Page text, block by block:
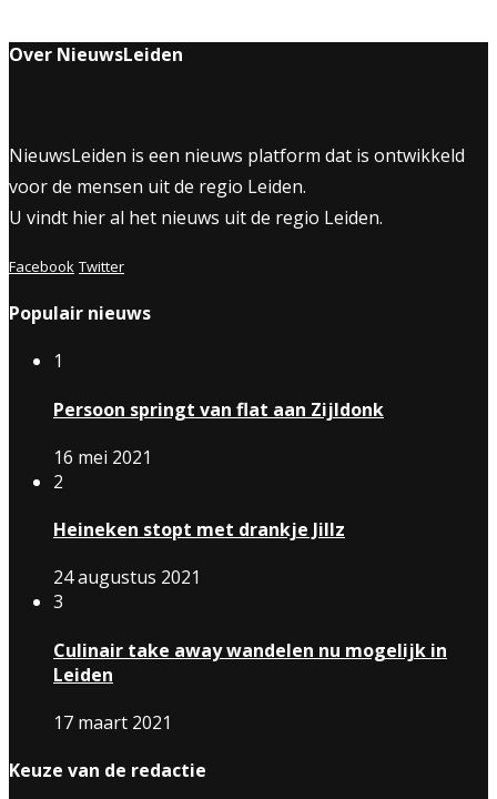
Over NieuwsLeiden
NieuwsLeiden is een nieuws platform dat is ontwikkeld
voor de mensen uit de regio Leiden.
U vindt hier al het nieuws uit de regio Leiden.
Facebook Twitter
Populair nieuws
1
Persoon springt van flat aan Zijldonk
16 mei 2021
2
Heineken stopt met drankje Jillz
24 augustus 2021
3
Culinair take away wandelen nu mogelijk in
Leiden
17 maart 2021
Keuze van de redactie